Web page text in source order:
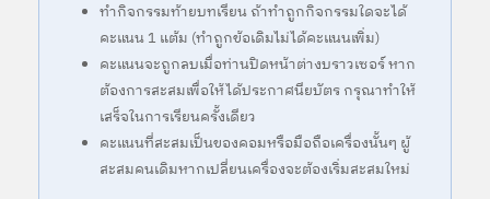
ทำกิจกรรมท้ายบทเรียน ถ้าทำถูกกิจกรรมใดจะได้
คะแนน 1 แต้ม (ทำถูกข้อเดิมไม่ได้คะแนนเพิ่ม)
คะแนนจะถูกลบเมื่อท่านปิดหน้าต่างบราวเซอร์ หาก
ต้องการสะสมเพื่อให้ได้ประกาศนียบัตร กรุณาทำให้
เสร็จในการเรียนครั้งเดียว
คะแนนที่สะสมเป็นของคอมหรือมือถือเครื่องนั้นๆ ผู้
สะสมคนเดิมหากเปลี่ยนเครื่องจะต้องเริ่มสะสมใหม่